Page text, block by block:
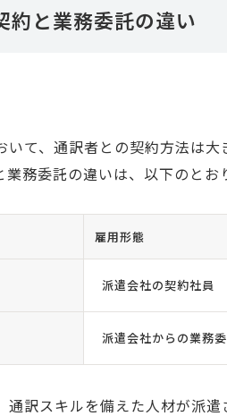
約と業務委託の違い
いて、通訳者との契約方法は
務委託の違いは、以下のとお
雇用形態
派遣会社の契約社員
派遣会社からの業務
通訳スキルを備えた人材が派